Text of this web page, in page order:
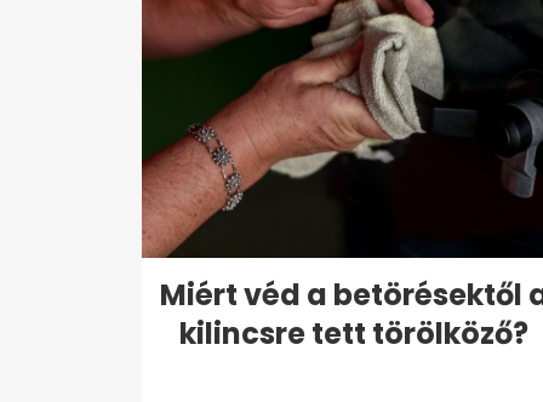
Miért véd a betörésektől
kilincsre tett törölköző?